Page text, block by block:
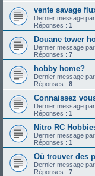
vente savage
Dernier message par
Réponses : 1
Douane tower
Dernier message par
Réponses : 7
hobby home?
Dernier message par
Réponses : 8
Connaissez
Dernier message par
Réponses : 1
Nitro RC
Dernier message par
Réponses : 1
Où trouver des
Dernier message par
Réponses : 7